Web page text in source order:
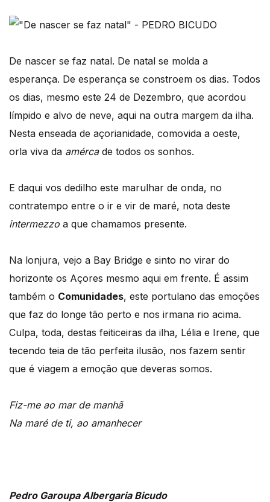
De nascer se faz natal. De natal se molda a
esperança. De esperança se constroem os dias. Todos
os dias, mesmo este 24 de Dezembro, que acordou
límpido e alvo de neve, aqui na outra margem da ilha.
Nesta enseada de açorianidade, comovida a oeste,
orla viva da amérca de todos os sonhos.
E daqui vos dedilho este marulhar de onda, no
contratempo entre o ir e vir de maré, nota deste
intermezzo a que chamamos presente.
Na lonjura, vejo a Bay Bridge e sinto no virar do
horizonte os Açores mesmo aqui em frente. É assim
também o Comunidades, este portulano das emoções
que faz do longe tão perto e nos irmana rio acima.
Culpa, toda, destas feiticeiras da ilha, Lélia e Irene, que
tecendo teia de tão perfeita ilusão, nos fazem sentir
que é viagem a emoção que deveras somos.
Fiz-me ao mar de manhã
Na maré de ti, ao amanhecer
Pedro Garoupa Albergaria Bicudo